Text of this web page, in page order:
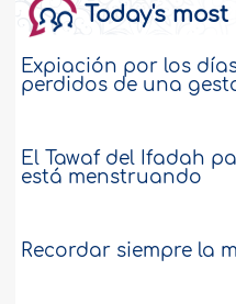
Today's most
Expiación por los
perdidos de una
El Tawaf del Ifadah
está menstruando
Recordar siempre la